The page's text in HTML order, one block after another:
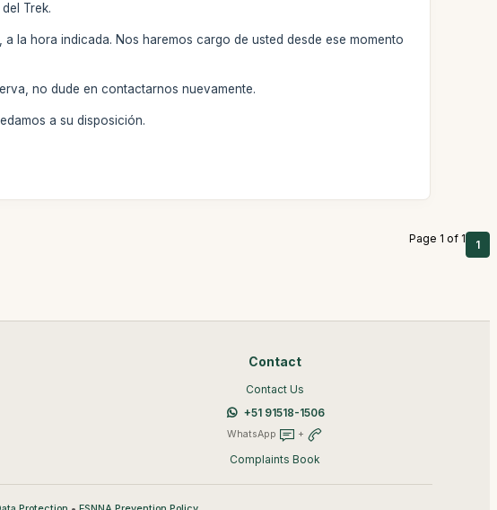
Trek.
la hora indicada. Nos haremos cargo de usted desde ese momento
no dude en contactarnos nuevamente.
a su disposición.
Page 1 of 1 1
Contact
Contact Us
+51 91518-1506
WhatsApp +
Complaints Book